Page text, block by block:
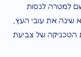
למטרה לנסות
שינה את עובי העץ,
הטכניקה של צביעת